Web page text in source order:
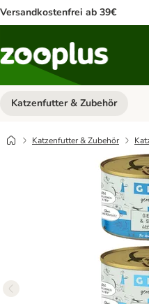
Versandkostenfrei ab 39€
Katzenfutter & Zubehör
Katzenfutter & Zubehör